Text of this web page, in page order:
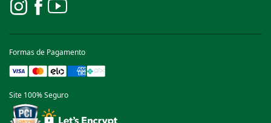
Formas de Pagamento
Site 100% Seguro